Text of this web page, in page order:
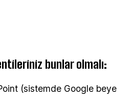
bunlar olmalı:
(sistemde Google beye